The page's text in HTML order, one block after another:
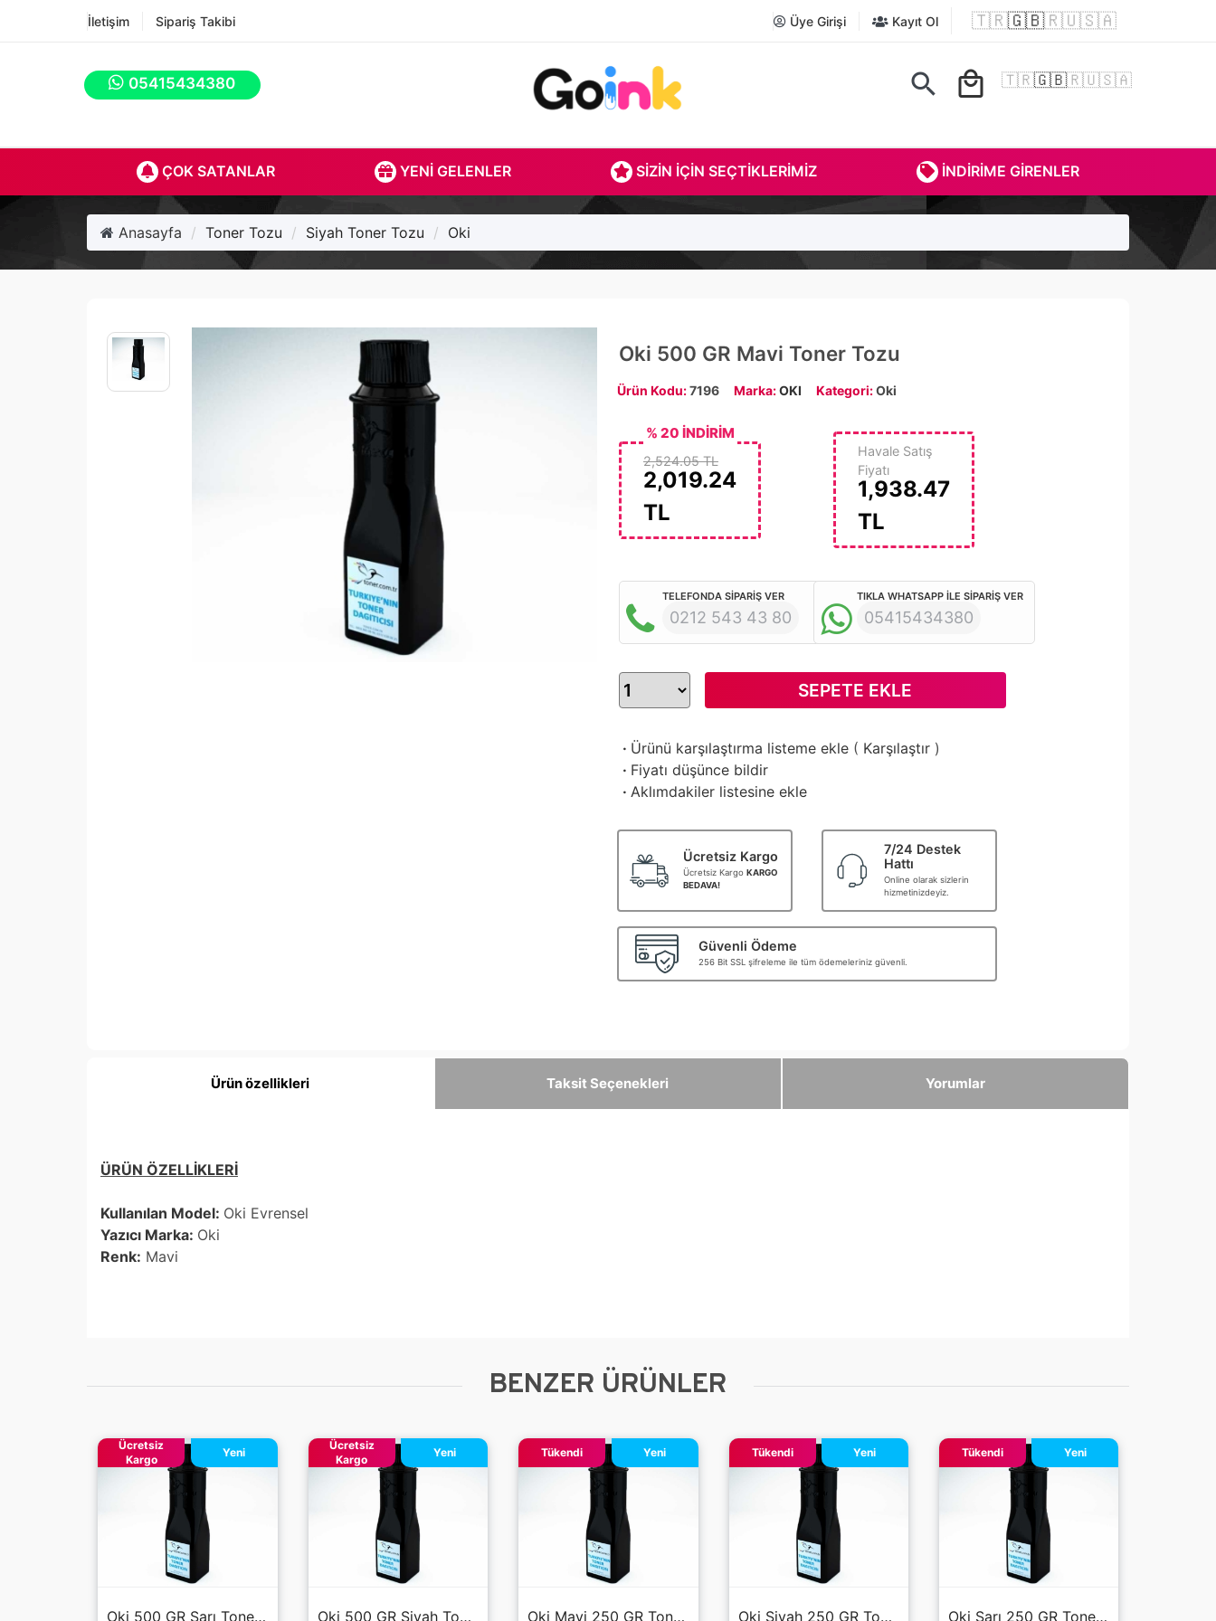
İletişim Sipariş Takibi Üye Girişi Kayıt Ol 🇹🇷🇬🇧🇷🇺🇸🇦
05415434380 search local_mall 🇹🇷🇬🇧🇷🇺🇸🇦
ÇOK SATANLAR YENI GELENLER SIZIN İÇIN SEÇTIKLERIMIZ İNDIRIME GIRENLER
Anasayfa Toner Tozu Siyah Toner Tozu Oki
Oki 500 GR Mavi Toner Tozu
Ürün Kodu:7196 Marka:OKI Kategori:Oki
2,524.05 TL
2,019.24
TL
% 20 İNDİRİM
Havale Satış
Fiyatı
1,938.47
TL
TELEFONDA SİPARİŞ VER
0212 543 43 80
TIKLA WHATSAPP İLE SİPARİŞ VER
05415434380
SEPETE EKLE
· Ürünü karşılaştırma listeme ekle( Karşılaştır)
· Fiyatı düşünce bildir
· Aklımdakiler listesine ekle
Ücretsiz Kargo
Ücretsiz KargoKARGO
BEDAVA!
7/24 Destek
Hattı
Online olarak sizlerin
hizmetinizdeyiz.
Güvenli Ödeme
256 Bit SSL şifreleme ile tüm ödemeleriniz güvenli.
Ürün özellikleri Taksit Seçenekleri Yorumlar
ÜRÜN ÖZELLİKLERİ
Kullanılan Model: Oki Evrensel
Yazıcı Marka: Oki
Renk: Mavi
BENZER ÜRÜNLER
Oki 500 GR Sarı Toner Tozu
Ücretsiz
Kargo
Yeni
Oki 500 GR Siyah Toner Tozu
Ücretsiz
Kargo
Yeni
Oki Mavi 250 GR Toner Tozu
Tükendi Yeni
Oki Siyah 250 GR Toner Tozu
Tükendi Yeni
Oki Sarı 250 GR Toner Tozu
Tükendi Yeni